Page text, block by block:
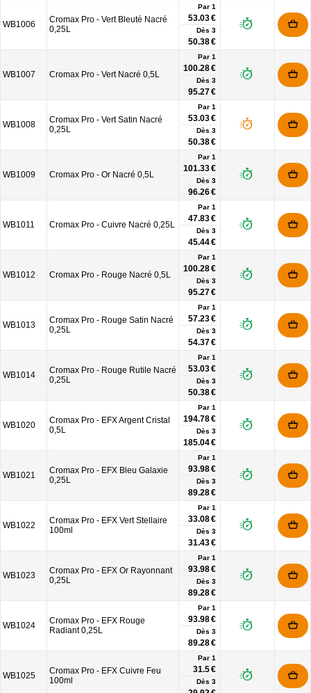
WB1006
Cromax Pro - Vert Bleuté Nacré
0,25L
Par 1
53.03 €
Dès 3
50.38 €
WB1007 Cromax Pro - Vert Nacré 0,5L
Par 1
100.28 €
Dès 3
95.27 €
WB1008
Cromax Pro - Vert Satin Nacré
0,25L
Par 1
53.03 €
Dès 3
50.38 €
WB1009 Cromax Pro - Or Nacré 0,5L
Par 1
101.33 €
Dès 3
96.26 €
WB1011 Cromax Pro - Cuivre Nacré 0,25L
Par 1
47.83 €
Dès 3
45.44 €
WB1012 Cromax Pro - Rouge Nacré 0,5L
Par 1
100.28 €
Dès 3
95.27 €
WB1013
Cromax Pro - Rouge Satin Nacré
0,25L
Par 1
57.23 €
Dès 3
54.37 €
WB1014
Cromax Pro - Rouge Rutile Nacré
0,25L
Par 1
53.03 €
Dès 3
50.38 €
WB1020
Cromax Pro - EFX Argent Cristal
0,5L
Par 1
194.78 €
Dès 3
185.04 €
WB1021
Cromax Pro - EFX Bleu Galaxie
0,25L
Par 1
93.98 €
Dès 3
89.28 €
WB1022
Cromax Pro - EFX Vert Stellaire
100ml
Par 1
33.08 €
Dès 3
31.43 €
WB1023
Cromax Pro - EFX Or Rayonnant
0,25L
Par 1
93.98 €
Dès 3
89.28 €
WB1024
Cromax Pro - EFX Rouge
Radiant 0,25L
Par 1
93.98 €
Dès 3
89.28 €
WB1025
Cromax Pro - EFX Cuivre Feu
100ml
Par 1
31.5 €
Dès 3